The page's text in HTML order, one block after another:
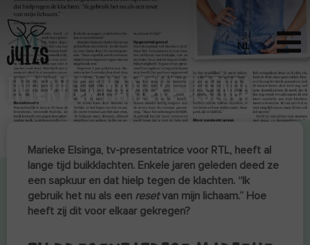
INTERVIEW MARIEKE ELSINGA
Marieke Elsinga, tv-presentatrice voor RTL, heeft al
lange tijd buikklachten. Enkele jaren geleden deed ze
een sapkuur en dat hielp tegen de klachten. “Ik
gebruik het nu als een resetvan mijn lichaam.” Hoe
heeft zij dit voor elkaar gekregen?